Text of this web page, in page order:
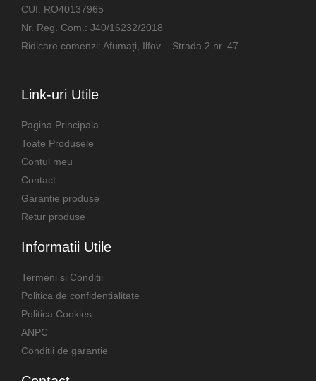
CUI: RO40137965
Nr. Reg. Com.: J40/16232/2018
Ridicare comenzi: Afumați, Ilfov – Strada 2 nr. 47
Link-uri Utile
Pagina Principala
Toate Produsele
Contul meu
Contact
Garantie produse
Retur produse
Informatii Utile
Termeni si Conditii
Politica de confidentialitate
Politica Cookies
ANPC
Conditii de garantie